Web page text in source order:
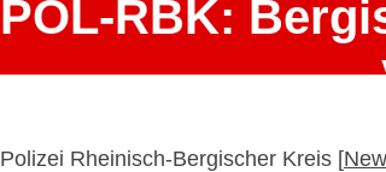
POL-RBK:
Polizei Rheinisch-Bergischer Kreis [